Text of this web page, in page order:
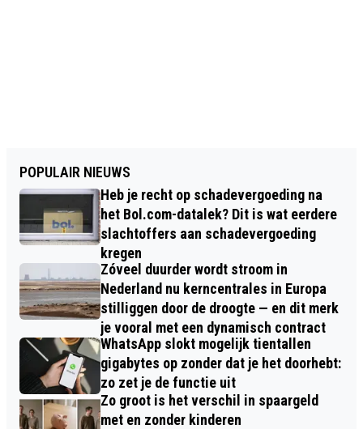
POPULAIR NIEUWS
Heb je recht op schadevergoeding na
het Bol.com-datalek? Dit is wat eerdere
slachtoffers aan schadevergoeding
kregen
Zóveel duurder wordt stroom in
Nederland nu kerncentrales in Europa
stilliggen door de droogte — en dit merk
je vooral met een dynamisch contract
WhatsApp slokt mogelijk tientallen
gigabytes op zonder dat je het doorhebt:
zo zet je de functie uit
Zo groot is het verschil in spaargeld
met en zonder kinderen